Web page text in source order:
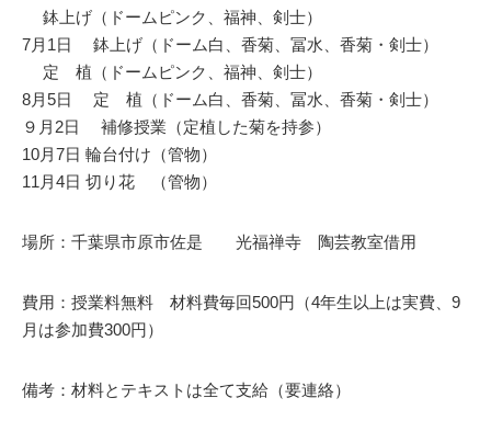
鉢上げ（ドームピンク、福神、剣士）
7月1日 鉢上げ（ドーム白、香菊、冨水、香菊・剣士）
定 植（ドームピンク、福神、剣士）
8月5日 定 植（ドーム白、香菊、冨水、香菊・剣士）
９月2日 補修授業（定植した菊を持参）
10月7日 輪台付け（管物）
11月4日 切り花 （管物）
場所：千葉県市原市佐是 光福禅寺 陶芸教室借用
費用：授業料無料 材料費毎回500円（4年生以上は実費、9
月は参加費300円）
備考：材料とテキストは全て支給（要連絡）